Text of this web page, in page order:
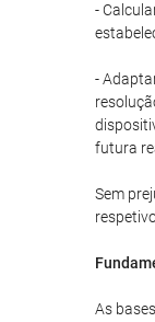
-
-
futura
Sem
As